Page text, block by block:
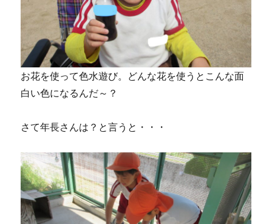
お花を使って色水遊び。どんな花を使うとこんな面
白い色になるんだ～？
さて年長さんは？と言うと・・・